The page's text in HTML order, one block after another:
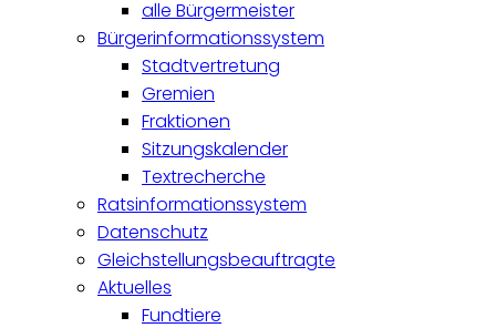
alle Bürgermeister
Bürgerinformationssystem
Stadtvertretung
Gremien
Fraktionen
Sitzungskalender
Textrecherche
Ratsinformationssystem
Datenschutz
Gleichstellungsbeauftragte
Aktuelles
Fundtiere